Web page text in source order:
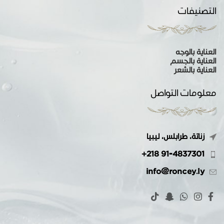
التصنيفات
العناية بالوجه
العناية بالجسم
العناية بالشعر
معلومات التواصل
زناتة، طرابلس، ليبيا
+218 91-4837301
info@roncey.ly